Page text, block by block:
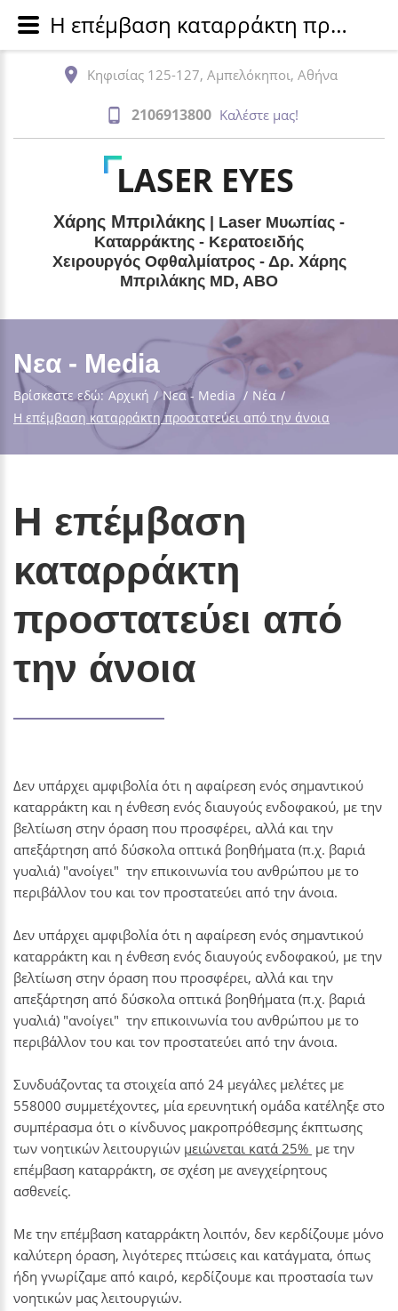
Κηφισίας 125-127, Αμπελόκηποι, Αθήνα
2106913800 Καλέστε μας!
LASER EYES
Χάρης Μπριλάκης | Laser Μυωπίας -
Καταρράκτης - Κερατοειδής
Χειρουργός Οφθαλμίατρος - Δρ. Χάρης
Μπριλάκης MD, ABO
Νεα - Media
Βρίσκεστε εδώ: Αρχική / Νεα - Media / Νέα /
Η επέμβαση καταρράκτη προστατεύει από την άνοια
Η επέμβαση
καταρράκτη
προστατεύει από
την άνοια
Δεν υπάρχει αμφιβολία ότι η αφαίρεση ενός σημαντικού
καταρράκτη και η ένθεση ενός διαυγούς ενδοφακού, με την
βελτίωση στην όραση που προσφέρει, αλλά και την
απεξάρτηση από δύσκολα οπτικά βοηθήματα (π.χ. βαριά
γυαλιά) "ανοίγει" την επικοινωνία του ανθρώπου με το
περιβάλλον του και τον προστατεύει από την άνοια.
Δεν υπάρχει αμφιβολία ότι η αφαίρεση ενός σημαντικού
καταρράκτη και η ένθεση ενός διαυγούς ενδοφακού, με την
βελτίωση στην όραση που προσφέρει, αλλά και την
απεξάρτηση από δύσκολα οπτικά βοηθήματα (π.χ. βαριά
γυαλιά) "ανοίγει" την επικοινωνία του ανθρώπου με το
περιβάλλον του και τον προστατεύει από την άνοια.
Συνδυάζοντας τα στοιχεία από 24 μεγάλες μελέτες με
558000 συμμετέχοντες, μία ερευνητική ομάδα κατέληξε στο
συμπέρασμα ότι ο κίνδυνος μακροπρόθεσμης έκπτωσης
των νοητικών λειτουργιών μειώνεται κατά 25% με την
επέμβαση καταρράκτη, σε σχέση με ανεγχείρητους
ασθενείς.
Με την επέμβαση καταρράκτη λοιπόν, δεν κερδίζουμε μόνο
καλύτερη όραση, λιγότερες πτώσεις και κατάγματα, όπως
ήδη γνωρίζαμε από καιρό, κερδίζουμε και προστασία των
νοητικών μας λειτουργιών.
Η επέμβαση καταρράκτη προστατεύει από την άνοια